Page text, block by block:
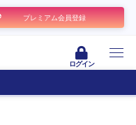
プレミアム会員登録
ログイン